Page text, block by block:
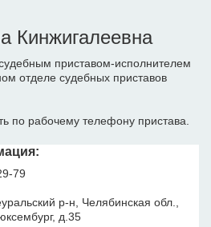
Кинжигалеевна
приставом-исполнителем
отделе судебных приставов
по рабочему телефону пристава.
79
р-н, Челябинская обл.,
д.35